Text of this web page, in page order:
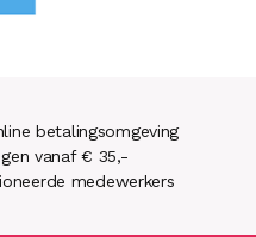
betalingsomgeving
vanaf € 35,-
medewerkers